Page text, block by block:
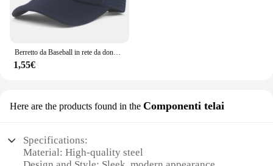
Berretto da Baseball in rete da donna e da uomo berretto da Baseball in osso Snapback con stampa a stella Casual berretto nero con lettera Casquette
1,55€
Here are the products found in the Componenti telai
Specifications:
Material: High-quality steel